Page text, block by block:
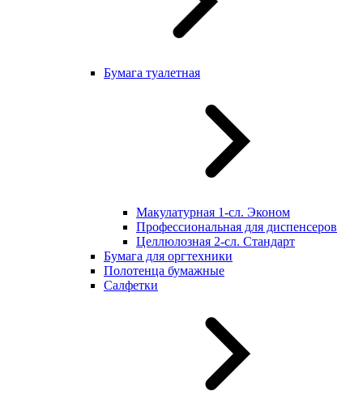
Бумага туалетная
Макулатурная 1-сл. Эконом
Профессиональная для диспенсеров
Целлюлозная 2-сл. Стандарт
Бумага для оргтехники
Полотенца бумажные
Салфетки